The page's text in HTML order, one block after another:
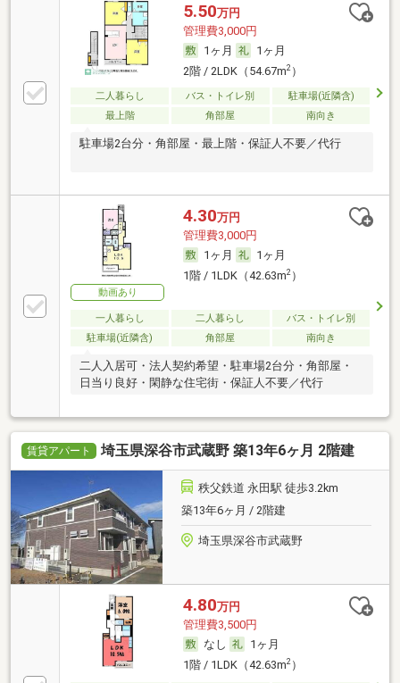
5.50万円
管理費3,000円
1ヶ月
1ヶ月
2階 / 2LDK（54.67m2）
二人暮らし バス・トイレ別
駐車場(近隣含)
最上階
角部屋 南向き
駐車場2台分・角部屋・最上階・保証人不要／代行
動画あり
4.30万円
管理費3,000円
1ヶ月
1ヶ月
1階 / 1LDK（42.63m2）
一人暮らし 二人暮らし
バス・トイレ別
駐車場(近隣含)
角部屋 南向き
二人入居可・法人契約希望・駐車場2台分・角部屋・
日当り良好・閑静な住宅街・保証人不要／代行
賃貸アパート 埼玉県深谷市武蔵野 築13年6ヶ月 2階建
秩父鉄道 永田駅 徒歩3.2km
築13年6ヶ月 / 2階建
埼玉県深谷市武蔵野
4.80万円
管理費3,500円
なし
1ヶ月
1階 / 1LDK（42.63m2）